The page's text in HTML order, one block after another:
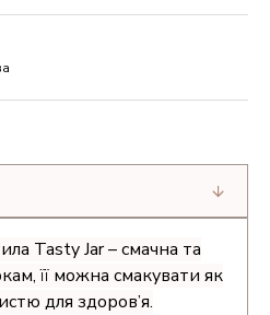
Tasty Jar – смачна та
її можна смакувати як
для здоров’я.